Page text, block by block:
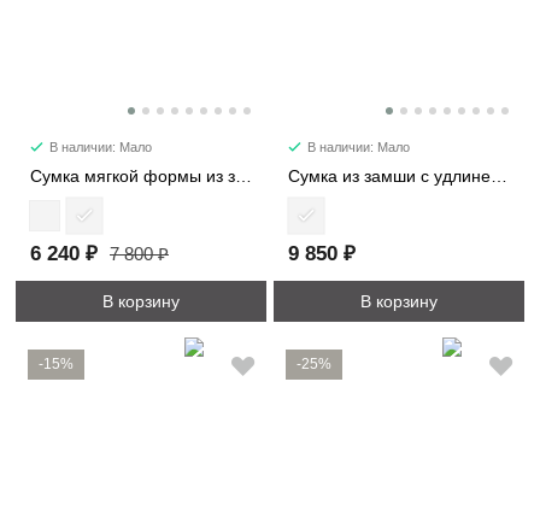
В наличии: Мало
6 240 ₽ 7 800 ₽
В корзину
В наличии: Мало
9 850 ₽
В корзину
-15% -25%